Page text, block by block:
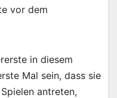
vor dem
in diesem
Mal sein, dass sie
antreten,